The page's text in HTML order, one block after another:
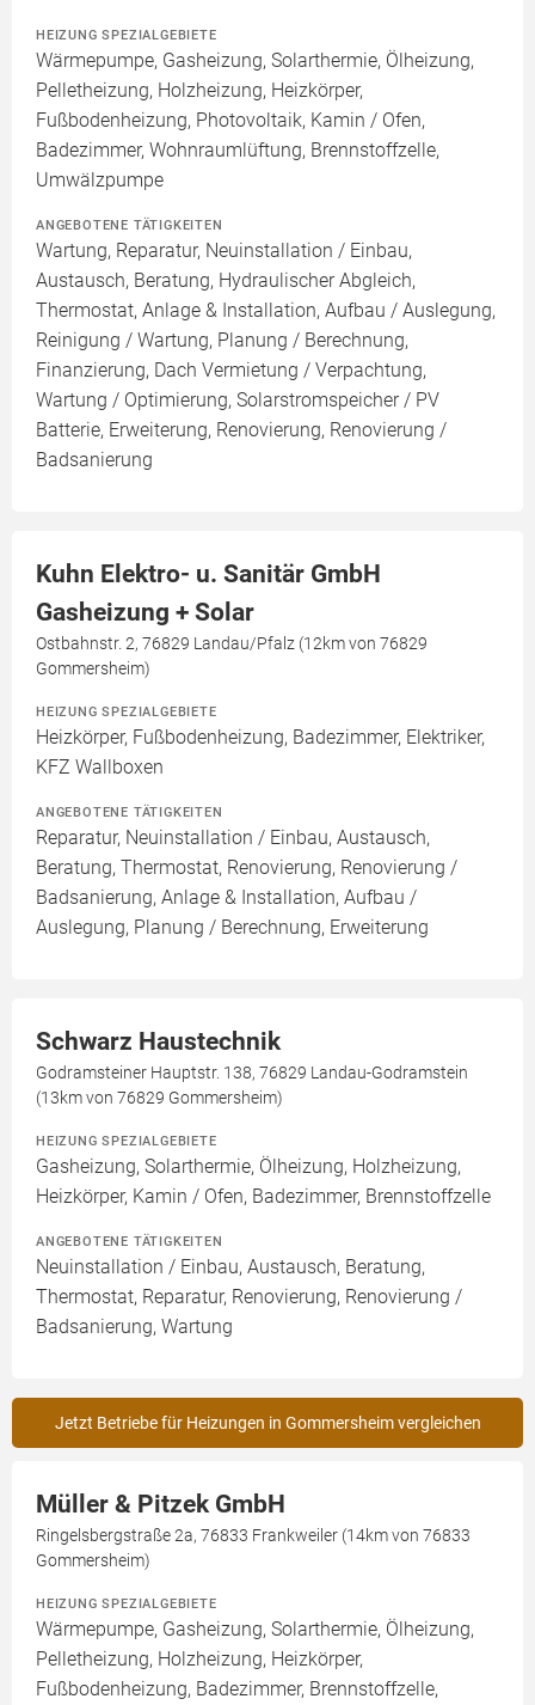
HEIZUNG SPEZIALGEBIETE
Wärmepumpe, Gasheizung, Solarthermie, Ölheizung,
Pelletheizung, Holzheizung, Heizkörper,
Fußbodenheizung, Photovoltaik, Kamin / Ofen,
Badezimmer, Wohnraumlüftung, Brennstoffzelle,
Umwälzpumpe
ANGEBOTENE TÄTIGKEITEN
Wartung, Reparatur, Neuinstallation / Einbau,
Austausch, Beratung, Hydraulischer Abgleich,
Thermostat, Anlage & Installation, Aufbau / Auslegung,
Reinigung / Wartung, Planung / Berechnung,
Finanzierung, Dach Vermietung / Verpachtung,
Wartung / Optimierung, Solarstromspeicher / PV
Batterie, Erweiterung, Renovierung, Renovierung /
Badsanierung
Kuhn Elektro- u. Sanitär GmbH
Gasheizung + Solar
Ostbahnstr. 2, 76829 Landau/Pfalz (12km von 76829
Gommersheim)
HEIZUNG SPEZIALGEBIETE
Heizkörper, Fußbodenheizung, Badezimmer, Elektriker,
KFZ Wallboxen
ANGEBOTENE TÄTIGKEITEN
Reparatur, Neuinstallation / Einbau, Austausch,
Beratung, Thermostat, Renovierung, Renovierung /
Badsanierung, Anlage & Installation, Aufbau /
Auslegung, Planung / Berechnung, Erweiterung
Schwarz Haustechnik
Godramsteiner Hauptstr. 138, 76829 Landau-Godramstein
(13km von 76829 Gommersheim)
HEIZUNG SPEZIALGEBIETE
Gasheizung, Solarthermie, Ölheizung, Holzheizung,
Heizkörper, Kamin / Ofen, Badezimmer, Brennstoffzelle
ANGEBOTENE TÄTIGKEITEN
Neuinstallation / Einbau, Austausch, Beratung,
Thermostat, Reparatur, Renovierung, Renovierung /
Badsanierung, Wartung
Jetzt Betriebe für Heizungen in Gommersheim vergleichen
Müller & Pitzek GmbH
Ringelsbergstraße 2a, 76833 Frankweiler (14km von 76833
Gommersheim)
HEIZUNG SPEZIALGEBIETE
Wärmepumpe, Gasheizung, Solarthermie, Ölheizung,
Pelletheizung, Holzheizung, Heizkörper,
Fußbodenheizung, Badezimmer, Brennstoffzelle,